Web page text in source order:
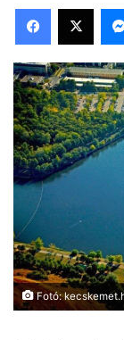
Facebook
X
Fotó: